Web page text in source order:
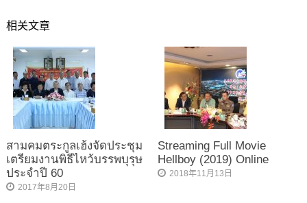
相关文章
สามคมตระกูลเฮ้งจัดประชุม
เตรียมงานพิธีไหว้บรรพบุรุษ
ประจำปี 60
2017年8月20日
Streaming Full Movie
Hellboy (2019) Online
2018年11月13日